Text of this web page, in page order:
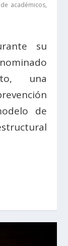
académicos,
su
una
de